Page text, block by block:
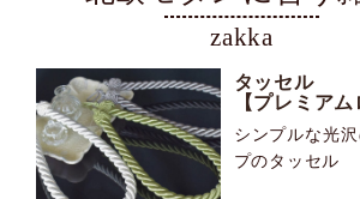
zakka
タッセル
【プレミアム
シンプルな光
プのタッセル